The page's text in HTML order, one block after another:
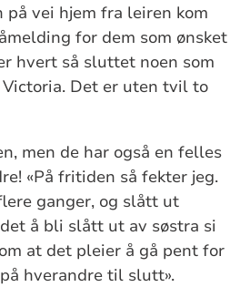
på vei hjem fra leiren kom
for dem som ønsket
hvert så sluttet noen som
Det er uten tvil to
men de har også en felles
«På fritiden så fekter jeg.
ganger, og slått ut
å bli slått ut av søstra si
at det pleier å gå pent for
hverandre til slutt».